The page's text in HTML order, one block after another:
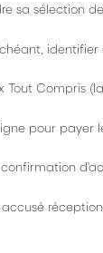
sa sélection
identifier
Tout Compris
pour payer